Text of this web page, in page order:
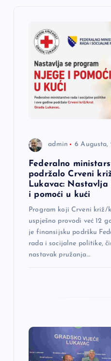
admin 6 Augusta,
Federalno
podržalo Crveni
Lukavac:
i pomoći u kući
Program koji Crveni križ/
uspješno provodi već 12
je finansijsku podršku
rada i socijalne politike,
nastavak pružanja…